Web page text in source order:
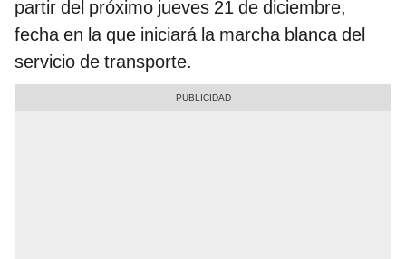
partir del próximo jueves 21 de diciembre,
fecha en la que iniciará la marcha blanca del
servicio de transporte.